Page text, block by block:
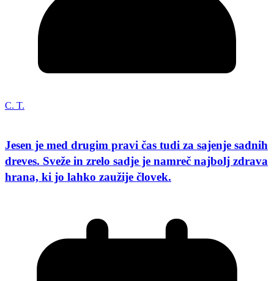
C. T.
Jesen je med drugim pravi čas tudi za sajenje sadnih
dreves. Sveže in zrelo sadje je namreč najbolj zdrava
hrana, ki jo lahko zaužije človek.